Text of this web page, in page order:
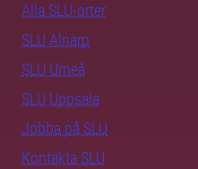
Alla SLU-orter
SLU Alnarp
SLU Umeå
SLU Uppsala
Jobba på SLU
Kontakta SLU